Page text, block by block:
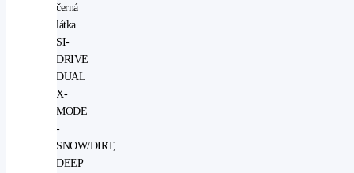
černá
látka
SI-
DRIVE
DUAL
X-
MODE
-
SNOW/DIRT,
DEEP